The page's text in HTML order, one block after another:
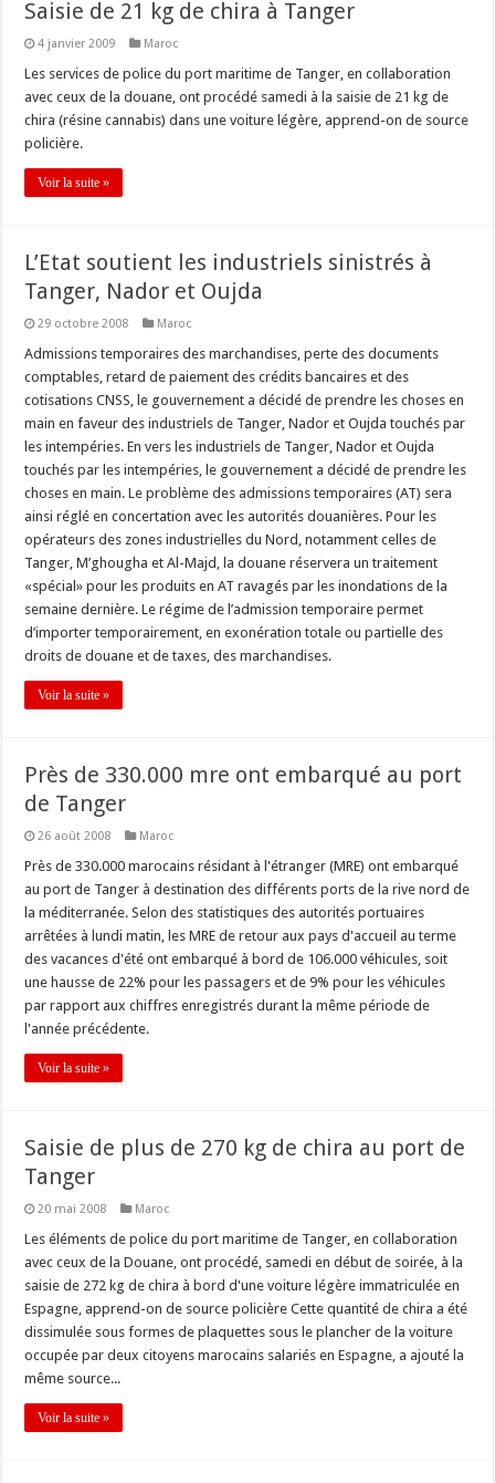
Saisie de 21 kg de chira à Tanger
4 janvier 2009 Maroc
Les services de police du port maritime de Tanger, en collaboration
avec ceux de la douane, ont procédé samedi à la saisie de 21 kg de
chira (résine cannabis) dans une voiture légère, apprend-on de source
policière.
Voir la suite »
L’Etat soutient les industriels sinistrés à
Tanger, Nador et Oujda
29 octobre 2008 Maroc
Admissions temporaires des marchandises, perte des documents
comptables, retard de paiement des crédits bancaires et des
cotisations CNSS, le gouvernement a décidé de prendre les choses en
main en faveur des industriels de Tanger, Nador et Oujda touchés par
les intempéries. En vers les industriels de Tanger, Nador et Oujda
touchés par les intempéries, le gouvernement a décidé de prendre les
choses en main. Le problème des admissions temporaires (AT) sera
ainsi réglé en concertation avec les autorités douanières. Pour les
opérateurs des zones industrielles du Nord, notamment celles de
Tanger, M’ghougha et Al-Majd, la douane réservera un traitement
«spécial» pour les produits en AT ravagés par les inondations de la
semaine dernière. Le régime de l’admission temporaire permet
d’importer temporairement, en exonération totale ou partielle des
droits de douane et de taxes, des marchandises.
Voir la suite »
Près de 330.000 mre ont embarqué au port
de Tanger
26 août 2008 Maroc
Près de 330.000 marocains résidant à l'étranger (MRE) ont embarqué
au port de Tanger à destination des différents ports de la rive nord de
la méditerranée. Selon des statistiques des autorités portuaires
arrêtées à lundi matin, les MRE de retour aux pays d'accueil au terme
des vacances d'été ont embarqué à bord de 106.000 véhicules, soit
une hausse de 22% pour les passagers et de 9% pour les véhicules
par rapport aux chiffres enregistrés durant la même période de
l'année précédente.
Voir la suite »
Saisie de plus de 270 kg de chira au port de
Tanger
20 mai 2008 Maroc
Les éléments de police du port maritime de Tanger, en collaboration
avec ceux de la Douane, ont procédé, samedi en début de soirée, à la
saisie de 272 kg de chira à bord d'une voiture légère immatriculée en
Espagne, apprend-on de source policière Cette quantité de chira a été
dissimulée sous formes de plaquettes sous le plancher de la voiture
occupée par deux citoyens marocains salariés en Espagne, a ajouté la
même source...
Voir la suite »